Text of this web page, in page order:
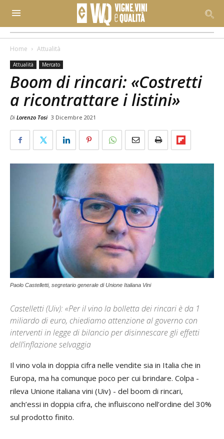
Home Attualità
Attualità Mercato
Boom di rincari: «Costretti
a ricontrattare i listini»
Di Lorenzo Tosi 3 Dicembre 2021
Paolo Castelletti, segretario generale di Unione Italiana Vini
Castelletti (Uiv): «Per il vino la bolletta dei rincari è da 1
miliardo di euro, chiediamo attenzione al governo con
interventi in legge di bilancio per disinnescare gli effetti
dell’inflazione selvaggia
Il vino vola in doppia cifra nelle vendite sia in Italia che in
Europa, ma ha comunque poco per cui brindare. Colpa -
rileva Unione italiana vini (Uiv) - del boom di rincari,
anch’essi in doppia cifra, che influiscono nell’ordine del 30%
sul prodotto finito.